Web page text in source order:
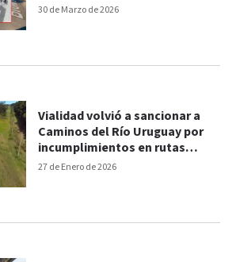
30 de Marzo de 2026
27 de Enero de 2026
Vialidad volvió a sancionar a
Caminos del Río Uruguay por
incumplimientos en rutas
concesionadas